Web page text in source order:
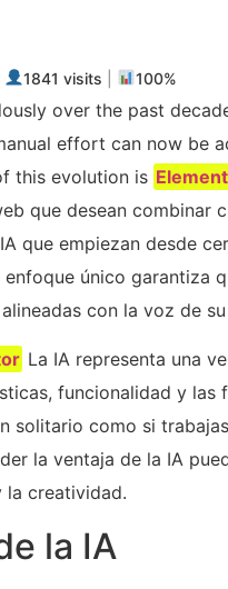
1841 visits 100%
over the past
effort can now be
this evolution is
que desean combinar
que empiezan desde
único garantiza
con la voz de
La IA representa una
funcionalidad y las
solitario como si
la ventaja de la IA
la creatividad.
la IA